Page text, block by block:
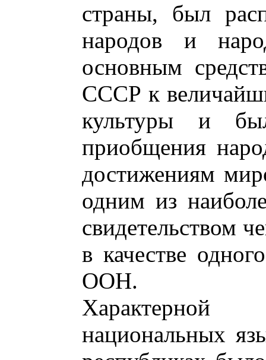
страны, был
народов и
основным
СССР к
культуры и
приобщения
достижениям
одним из
свидетельством
в качестве
ООН.
национальных